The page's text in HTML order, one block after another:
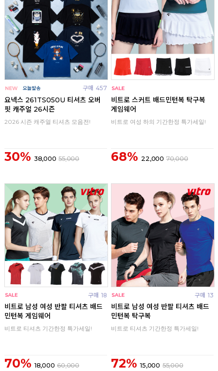
구매 457
요넥스 261TS050U 티셔츠 오버
핏 캐주얼 26시즌
2026 시즌 캐주얼 티셔츠 모음전!
30% 38,000 55,000
비트로 스커트 배드민턴복 탁구복
게임웨어
비트로 여성 하의 기간한정 특가세일!
68% 22,000 70,000
구매 18
비트로 남성 여성 반팔 티셔츠 배드
민턴복 게임웨어
비트로 티셔츠 기간한정 특가세일!
70% 18,000 60,000
구매 13
비트로 남성 여성 반팔 티셔츠 배드
민턴복 탁구복
비트로 티셔츠 기간한정 특가세일!
72% 15,000 55,000